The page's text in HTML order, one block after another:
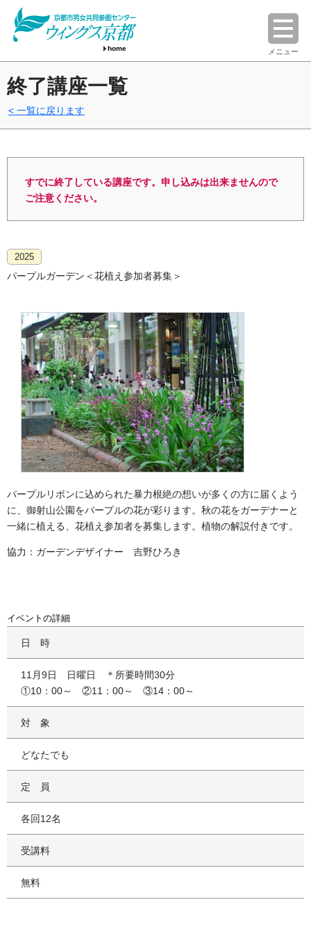
home メニュー
終了講座一覧
一覧に戻ります
すでに終了している講座です。申し込みは出来ませんので
ご注意ください。
2025
パープルガーデン＜花植え参加者募集＞
パープルリボンに込められた暴力根絶の想いが多くの方に届くよう
に、御射山公園をパープルの花が彩ります。秋の花をガーデナーと
一緒に植える、花植え参加者を募集します。植物の解説付きです。
協力：ガーデンデザイナー 吉野ひろき
イベントの詳細
日時
11月9日 日曜日 ＊所要時間30分
①10：00～ ②11：00～ ③14：00～
対象
どなたでも
定員
各回12名
受講料
無料